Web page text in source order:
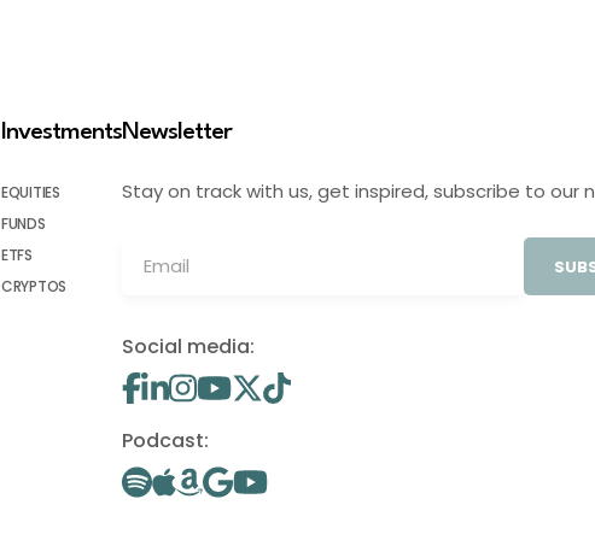
Investments
EQUITIES
FUNDS
ETFS
CRYPTOS
Newsletter
Stay on track with us, get inspired, subscribe to our
Social media:
Podcast: